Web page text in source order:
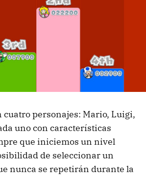
personajes: Mario, Luigi,
uno con características
que iniciemos un nivel
de seleccionar un
nunca se repetirán durante la